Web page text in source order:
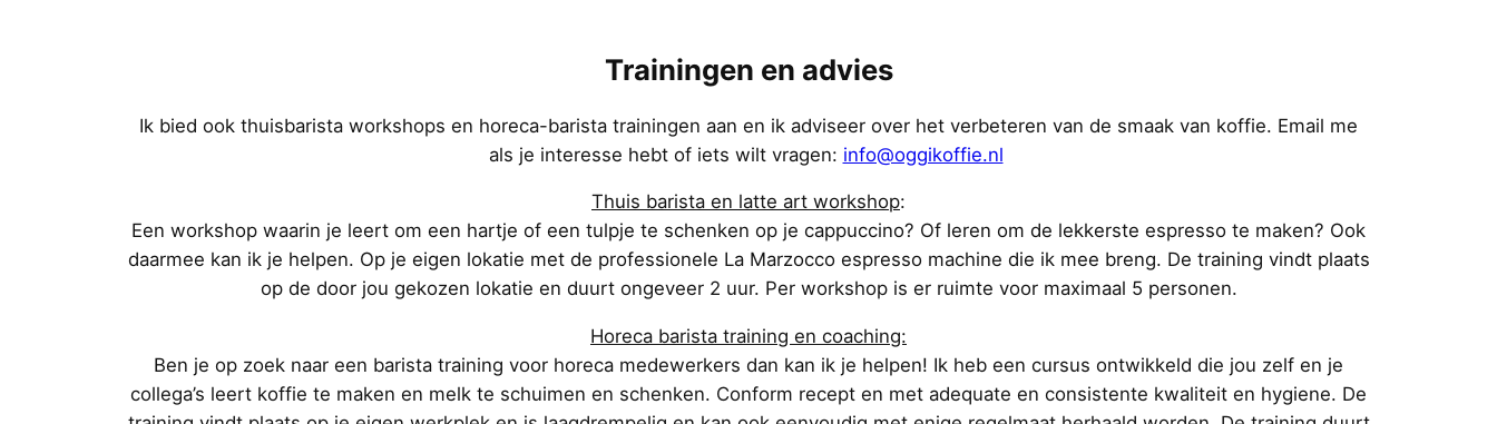
Trainingen en advies
Ik bied ook thuisbarista workshops en horeca-barista trainingen aan en ik adviseer over het verbeteren van de smaak van koffie. Email me
als je interesse hebt of iets wilt vragen: info@oggikoffie.nl
Thuis barista en latte art workshop:
Een workshop waarin je leert om een hartje of een tulpje te schenken op je cappuccino? Of leren om de lekkerste espresso te maken? Ook
daarmee kan ik je helpen. Op je eigen lokatie met de professionele La Marzocco espresso machine die ik mee breng. De training vindt plaats
op de door jou gekozen lokatie en duurt ongeveer 2 uur. Per workshop is er ruimte voor maximaal 5 personen.
Horeca barista training en coaching:
Ben je op zoek naar een barista training voor horeca medewerkers dan kan ik je helpen! Ik heb een cursus ontwikkeld die jou zelf en je
collega’s leert koffie te maken en melk te schuimen en schenken. Conform recept en met adequate en consistente kwaliteit en hygiene. De